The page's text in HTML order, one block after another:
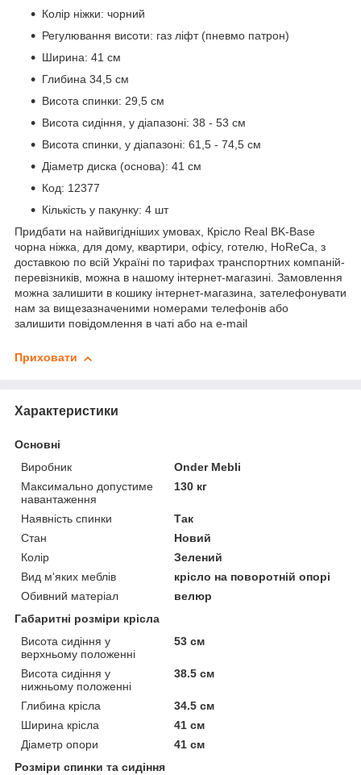
Колір ніжки: чорний
Регулювання висоти: газ ліфт (пневмо патрон)
Ширина: 41 см
Глибина 34,5 см
Висота спинки: 29,5 см
Висота сидіння, у діапазоні: 38 - 53 см
Висота спинки, у діапазоні: 61,5 - 74,5 см
Діаметр диска (основа): 41 см
Код: 12377
Кількість у пакунку: 4 шт
Придбати на найвигідніших умовах, Крісло Real BK-Base
чорна ніжка, для дому, квартири, офісу, готелю, HoReCa, з
доставкою по всій Україні по тарифах транспортних компаній-
перевізників, можна в нашому інтернет-магазині. Замовлення
можна залишити в кошику інтернет-магазина, зателефонувати
нам за вищезазначеними номерами телефонів або
залишити повідомлення в чаті або на e-mail
Приховати
Характеристики
Основні
Виробник
Onder Mebli
Максимально допустиме
навантаження
130 кг
Наявність спинки
Так
Стан
Новий
Колір
Зелений
Вид м'яких меблів
крісло на поворотній опорі
Обивний матеріал
велюр
Габаритні розміри крісла
Висота сидіння у
верхньому положенні
53 см
Висота сидіння у
нижньому положенні
38.5 см
Глибина крісла
34.5 см
Ширина крісла
41 см
Діаметр опори
41 см
Розміри спинки та сидіння